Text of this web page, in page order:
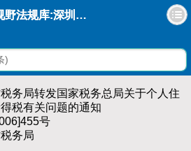
会计视野法规库:深圳市地方税务局转发国家税务总局关于个人住房转让所得征收个人所得税有关问题的通知
税务局转发国家税务总局关于个人住
税有关问题的通知
号
务局